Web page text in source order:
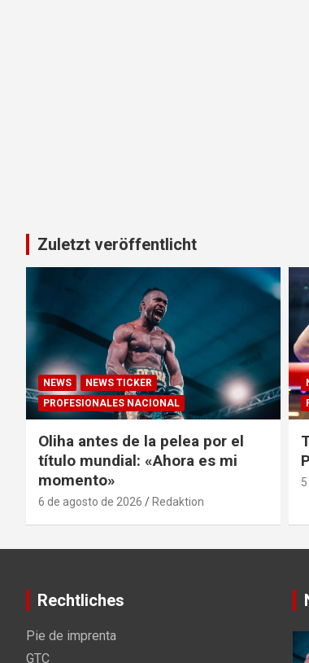
Zuletzt veröffentlicht
NEWS
NEWS TICKER
PROFESIONALES NACIONAL
Oliha antes de la pelea por el
título mundial: «Ahora es mi
momento»
6 de agosto de 2026 Redaktion
Rechtliches
Pie de imprenta
GTC